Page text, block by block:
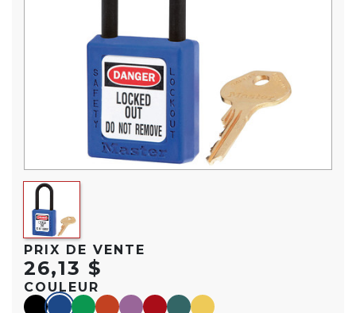
PRIX DE VENTE
26,13 $
COULEUR
blackbluegreenorangepurplered teal yellow